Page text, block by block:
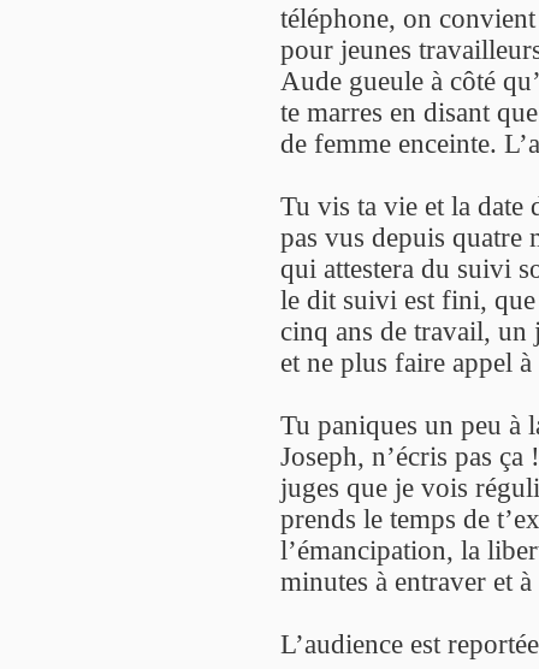
téléphone, on
pour jeunes
Aude gueule à côté
te marres en disant
de femme enceinte.
Tu vis ta vie et la date
pas vus depuis quatre
qui attestera du suivi
le dit suivi est fini, que
cinq ans de travail, un
et ne plus faire appel
Tu paniques un peu à
Joseph, n’écris pas
juges que je vois
prends le temps de
l’émancipation, la
minutes à entraver et
L’audience est